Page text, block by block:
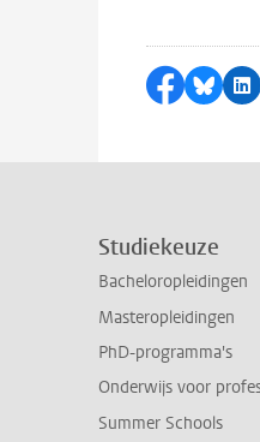
Delen op
Delen
Studiekeuze
Bacheloropleidingen
Masteropleidingen
PhD-programma's
Onderwijs voor
Summer Schools